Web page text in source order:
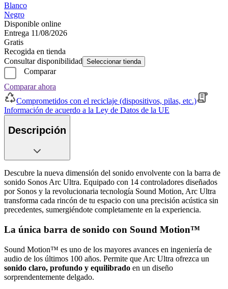
Blanco
Negro
Disponible online
Entrega 11/08/2026
Gratis
Recogida en tienda
Consultar disponibilidad Seleccionar tienda
Comparar
Comparar ahora
Comprometidos con el reciclaje (dispositivos, pilas, etc.)
Información de acuerdo a la Ley de Datos de la UE
Descripción
Descubre la nueva dimensión del sonido envolvente con la barra de
sonido Sonos Arc Ultra. Equipado con 14 controladores diseñados
por Sonos y la revolucionaria tecnología Sound Motion, Arc Ultra
transforma cada rincón de tu espacio con una precisión acústica sin
precedentes, sumergiéndote completamente en la experiencia.
La única barra de sonido con Sound Motion™
Sound Motion™ es uno de los mayores avances en ingeniería de
audio de los últimos 100 años. Permite que Arc Ultra ofrezca un
sonido claro, profundo y equilibrado en un diseño
sorprendentemente delgado.